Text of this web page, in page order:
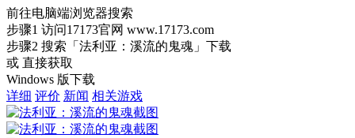
前往电脑端浏览器搜索
步骤1 访问17173官网 www.17173.com
步骤2 搜索 「法利亚：溪流的鬼魂」 下载
或 直接获取
Windows 版下载
详细 评价 新闻 相关游戏